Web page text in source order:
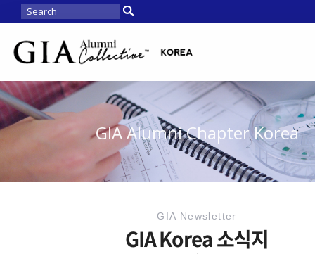
GIA Alumni Chapter Korea
GIA Newsletter
GIA Korea 소식지